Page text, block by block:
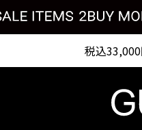
税込